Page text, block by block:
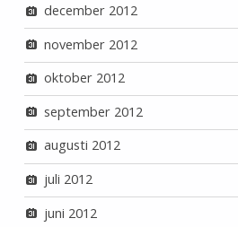
december 2012
november 2012
oktober 2012
september 2012
augusti 2012
juli 2012
juni 2012